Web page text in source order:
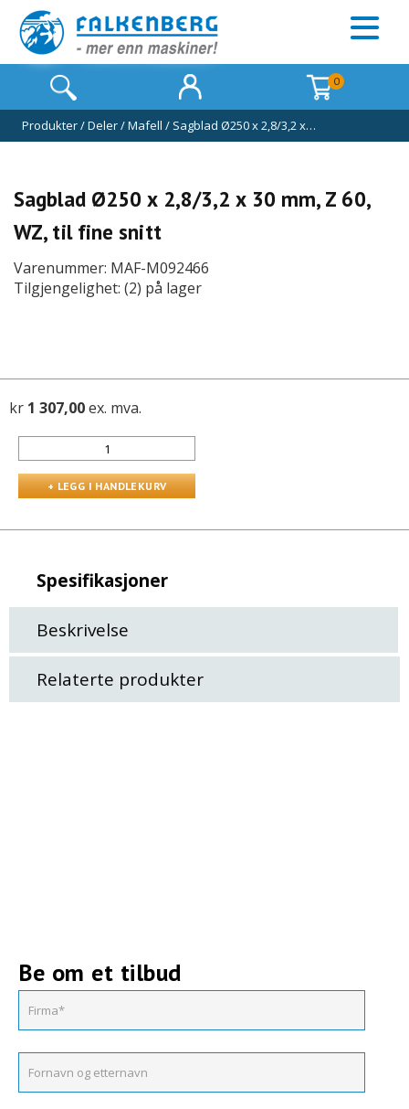
0
Produkter/Deler/Mafell / Sagblad Ø250 x 2,8/3,2 x…
Sagblad Ø250 x 2,8/3,2 x 30 mm, Z 60,
WZ, til fine snitt
Varenummer: MAF-M092466
Tilgjengelighet: (2) på lager
kr 1 307,00ex. mva.
Spesifikasjoner
Beskrivelse
Relaterte produkter
Be om et tilbud